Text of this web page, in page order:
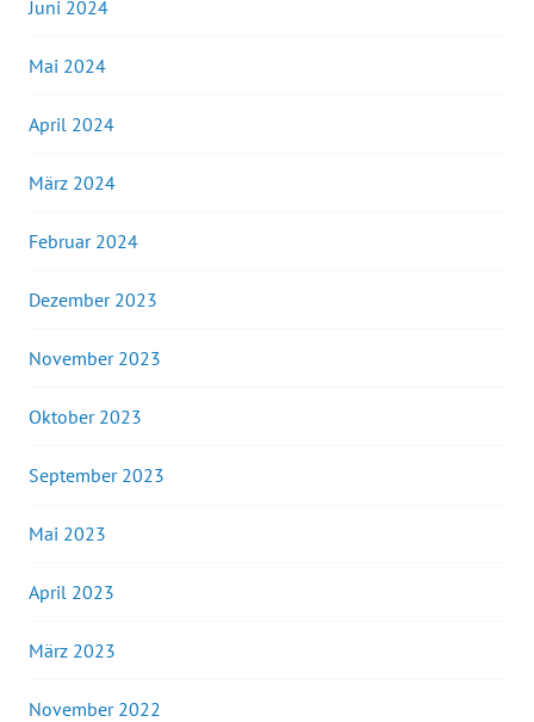
Juni 2024
Mai 2024
April 2024
März 2024
Februar 2024
Dezember 2023
November 2023
Oktober 2023
September 2023
Mai 2023
April 2023
März 2023
November 2022